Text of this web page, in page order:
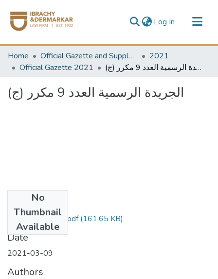
Log In (current)
Communities & Collections
All of DSpace
Home Official Gazette and Supplement
2021
Official Gazette 2021
الجريدة الرسمية العدد 9 مكرر (ج)
الجريدة الرسمية العدد 9 مكرر (ج)
No
Thumbnail
Available
9 مكرر ج تامين.pdf(161.65 KB)
Date
2021-03-09
Authors